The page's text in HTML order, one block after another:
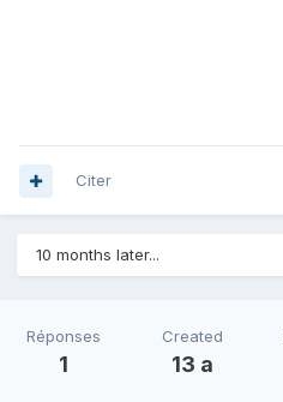
Citer
10 months later...
Réponses
1
Created
13 a